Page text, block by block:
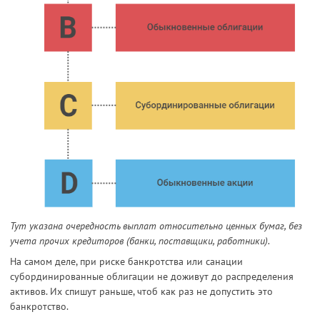
Тут указана очередность выплат относительно ценных бумаг, без
учета прочих кредиторов (банки, поставщики, работники).
На самом деле, при риске банкротства или санации
субординированные облигации не доживут до распределения
активов. Их спишут раньше, чтоб как раз не допустить это
банкротство.